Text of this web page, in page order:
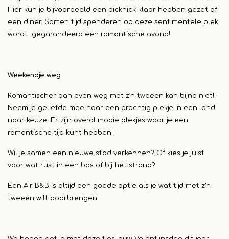
Hier kun je bijvoorbeeld een picknick klaar hebben gezet of
een diner. Samen tijd spenderen op deze sentimentele plek
wordt gegarandeerd een romantische avond!
Weekendje weg
Romantischer dan even weg met z’n tweeën kan bijna niet!
Neem je geliefde mee naar een prachtig plekje in een land
naar keuze. Er zijn overal mooie plekjes waar je een
romantische tijd kunt hebben!
Wil je samen een nieuwe stad verkennen? Of kies je juist
voor wat rust in een bos of bij het strand?
Een Air B&B is altijd een goede optie als je wat tijd met z’n
tweeën wilt doorbrengen.